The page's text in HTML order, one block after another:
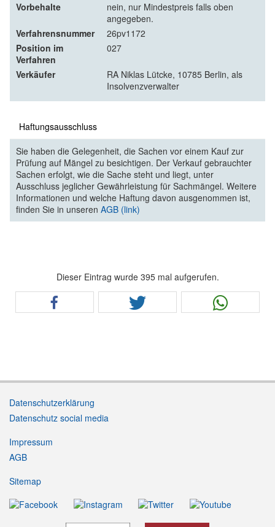
Vorbehalte
nein, nur Mindestpreis falls oben
angegeben.
Verfahrensnummer
26pv1172
Position im
Verfahren
027
Verkäufer
RA Niklas Lütcke, 10785 Berlin, als
Insolvenzverwalter
Haftungsausschluss
Sie haben die Gelegenheit, die Sachen vor einem Kauf zur
Prüfung auf Mängel zu besichtigen. Der Verkauf gebrauchter
Sachen erfolgt, wie die Sache steht und liegt, unter
Ausschluss jeglicher Gewährleistung für Sachmängel. Weitere
Informationen und welche Haftung davon ausgenommen ist,
finden Sie in unseren AGB (link)
Dieser Eintrag wurde 395 mal aufgerufen.
Datenschutzerklärung
Datenschutz social media
Impressum
AGB
Sitemap